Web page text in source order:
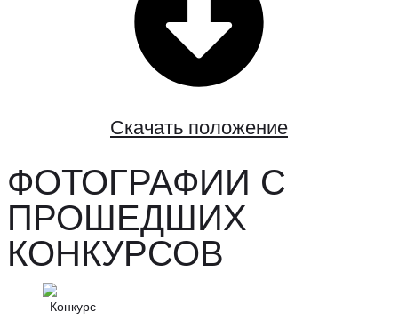
Скачать положение
ФОТОГРАФИИ С
ПРОШЕДШИХ
КОНКУРСОВ